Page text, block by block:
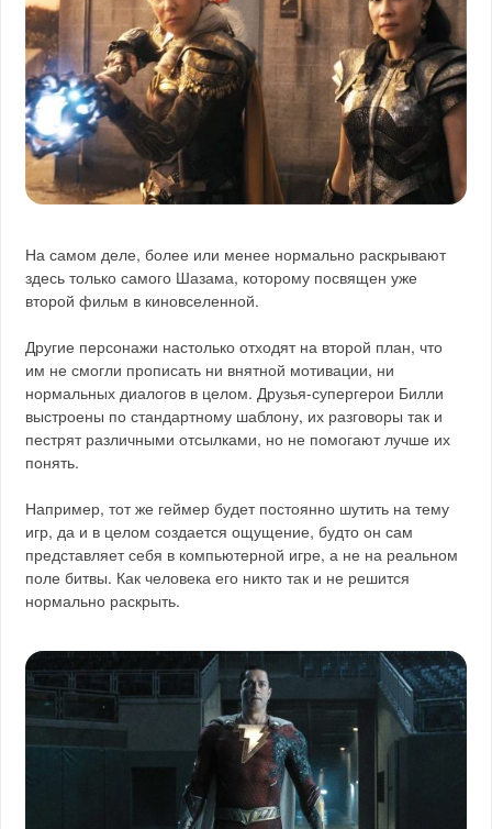
На самом деле, более или менее нормально раскрывают
здесь только самого Шазама, которому посвящен уже
второй фильм в киновселенной.
Другие персонажи настолько отходят на второй план, что
им не смогли прописать ни внятной мотивации, ни
нормальных диалогов в целом. Друзья-супергерои Билли
выстроены по стандартному шаблону, их разговоры так и
пестрят различными отсылками, но не помогают лучше их
понять.
Например, тот же геймер будет постоянно шутить на тему
игр, да и в целом создается ощущение, будто он сам
представляет себя в компьютерной игре, а не на реальном
поле битвы. Как человека его никто так и не решится
нормально раскрыть.